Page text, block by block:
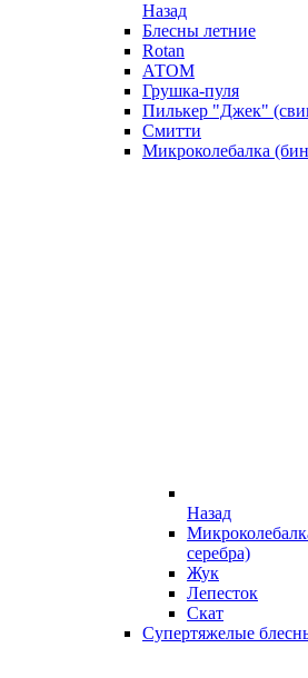
Назад
Блесны летние
Rotan
АТОМ
Грушка-пуля
Пилькер "Джек"
Смитти
Микроколебалка
Назад
серебра)
Жук
Лепесток
Скат
Супертяжелые